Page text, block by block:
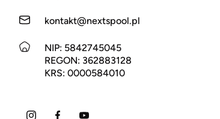
kontakt@nextspool.pl
NIP: 5842745045
REGON: 362883128
KRS: 0000584010